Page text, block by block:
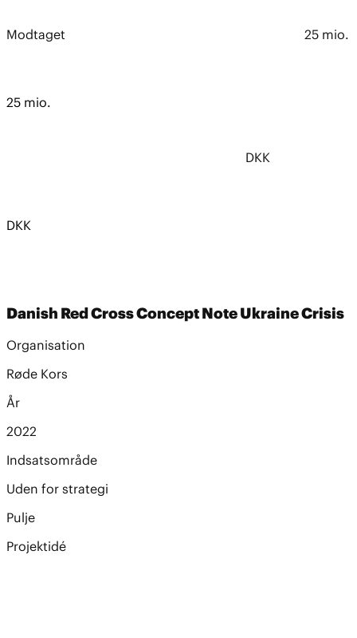
Modtaget 25 mio.
25 mio.
DKK
DKK
Danish Red Cross Concept Note Ukraine Crisis
Organisation
Røde Kors
År
2022
Indsatsområde
Uden for strategi
Pulje
Projektidé